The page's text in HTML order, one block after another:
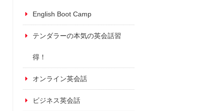
English Boot Camp
テンダラーの本気の英会話習
得！
オンライン英会話
ビジネス英会話